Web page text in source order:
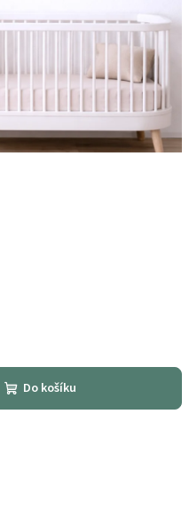
Do košíku